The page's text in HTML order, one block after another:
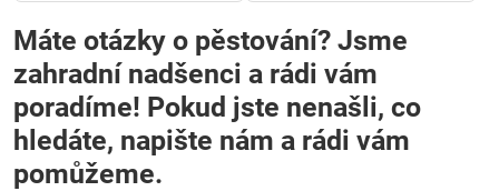
Máte otázky o pěstování? Jsme
zahradní nadšenci a rádi vám
poradíme! Pokud jste nenašli, co
hledáte, napište nám a rádi vám
pomůžeme.